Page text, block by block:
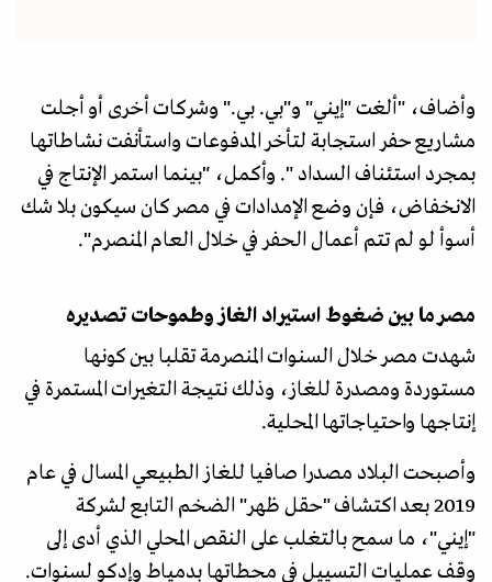
وأضاف، "ألغت "إيني" و"بي. بي." وشركات أخرى أو أجلت
مشاريع حفر استجابة لتأخر المدفوعات واستأنفت نشاطاتها
بمجرد استئناف السداد ". وأكمل، "بينما استمر الإنتاج في
الانخفاض، فإن وضع الإمدادات في مصر كان سيكون بلا شك
أسوأ لو لم تتم أعمال الحفر في خلال العام المنصرم".
مصر ما بين ضغوط استيراد الغاز وطموحات تصديره
شهدت مصر خلال السنوات المنصرمة تقلبا بين كونها
مستوردة ومصدرة للغاز، وذلك نتيجة التغيرات المستمرة في
إنتاجها واحتياجاتها المحلية.
وأصبحت البلاد مصدرا صافيا للغاز الطبيعي المسال في عام
2019 بعد اكتشاف "حقل ظهر" الضخم التابع لشركة
"إيني"، ما سمح بالتغلب على النقص المحلي الذي أدى إلى
وقف عمليات التسييل في محطاتها بدمياط وإدكو لسنوات.